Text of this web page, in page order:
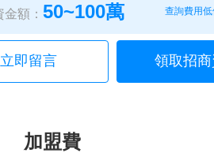
金額： 50~100萬 查詢費用
立即留言 領取招
加盟費